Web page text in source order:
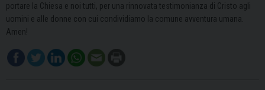
portare la Chiesa e noi tutti, per una rinnovata testimonianza di Cristo agli
uomini e alle donne con cui condividiamo la comune avventura umana.
Amen!